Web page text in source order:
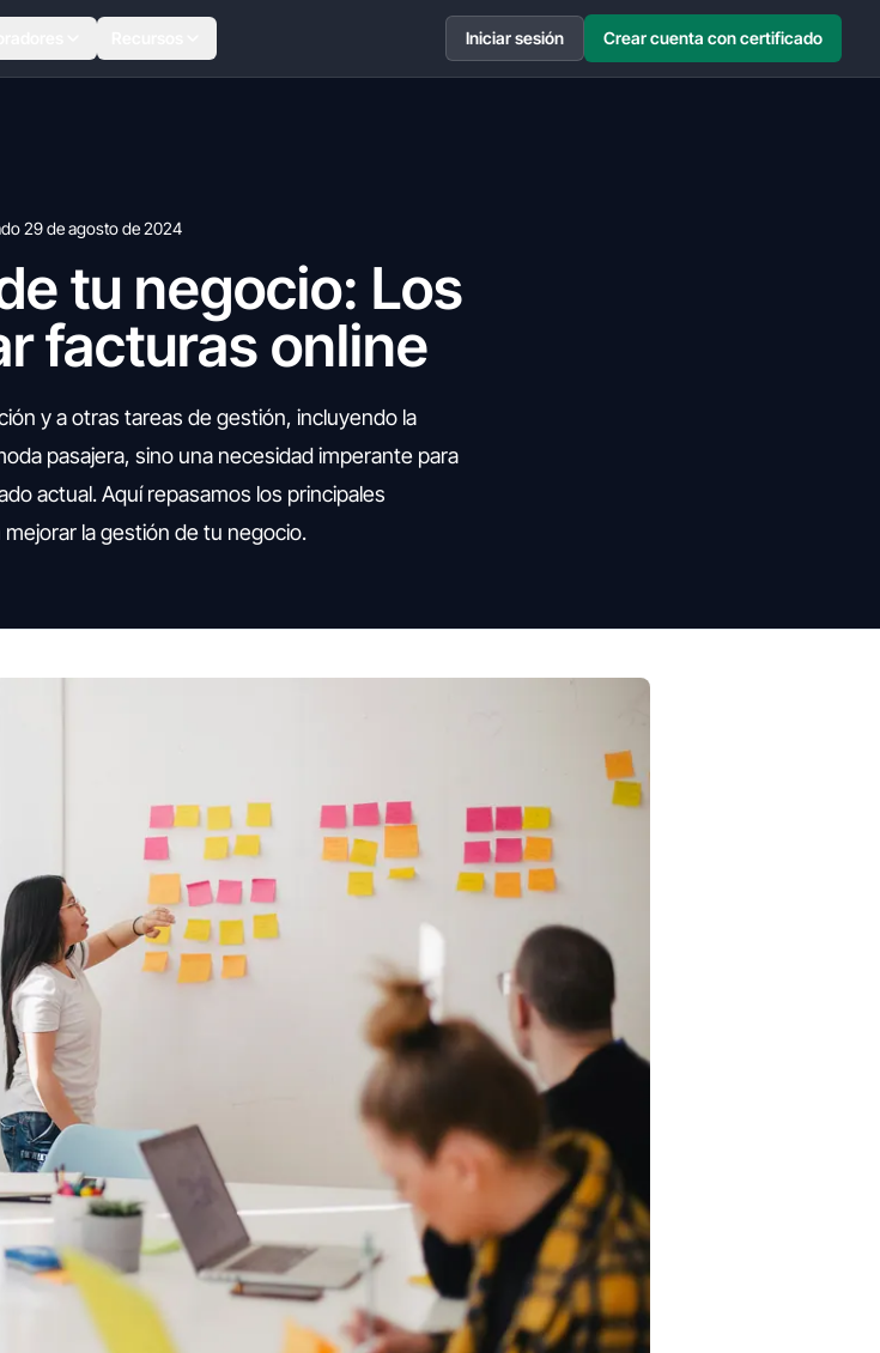
Iniciar sesión Crear cuenta con certificado
29 de agosto de 2024
tu negocio: Los
facturas online
y a otras tareas de gestión, incluyendo la
pasajera, sino una necesidad imperante para
actual. Aquí repasamos los principales
la gestión de tu negocio.